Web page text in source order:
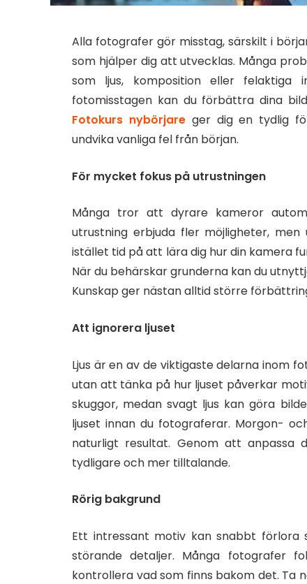
Alla fotografer gör misstag, särskilt i
som hjälper dig att utvecklas. Många
som ljus, komposition eller felaktiga
fotomisstagen kan du förbättra dina
Fotokurs nybörjareger dig en tydlig
undvika vanliga fel från början.
För mycket fokus på utrustningen
Många tror att dyrare kameror
utrustning erbjuda fler möjligheter,
istället tid på att lära dig hur din kamera
När du behärskar grunderna kan du
Kunskap ger nästan alltid större
Att ignorera ljuset
Ljus är en av de viktigaste delarna inom
utan att tänka på hur ljuset påverkar
skuggor, medan svagt ljus kan göra
ljuset innan du fotograferar. Morgon-
naturligt resultat. Genom att anpassa
tydligare och mer tilltalande.
Rörig bakgrund
Ett intressant motiv kan snabbt förlora
störande detaljer. Många fotografer
kontrollera vad som finns bakom det. Ta